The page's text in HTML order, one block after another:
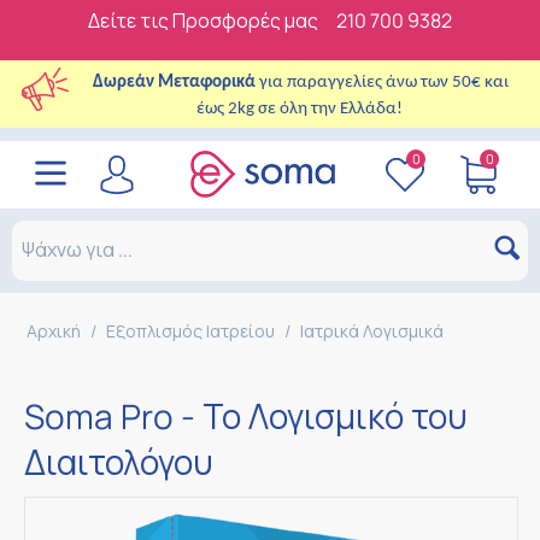
Δείτε τις Προσφορές μας 210 700 9382
Δωρεάν Μεταφορικά για παραγγελίες άνω των 50€ και
έως 2kg σε όλη την Ελλάδα!
0 0
Αρχική / Εξοπλισμός Ιατρείου / Ιατρικά Λογισμικά
Soma Pro - Το Λογισμικό του
Διαιτολόγου